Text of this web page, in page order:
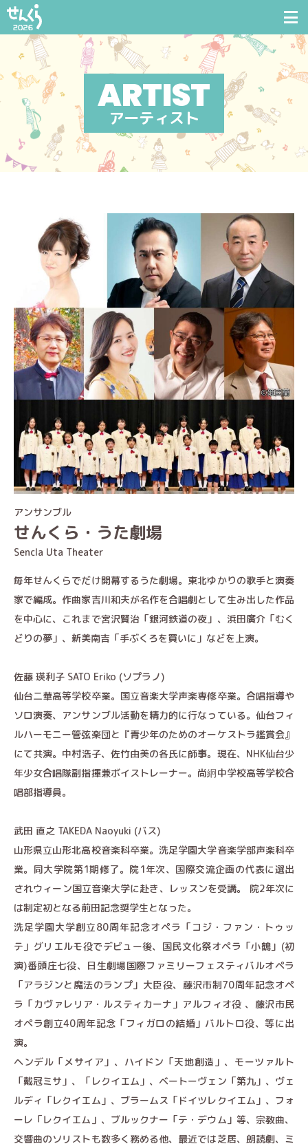
アーティスト
せんくら・うた劇場
Sencla Uta Theater
アンサンブル
毎年せんくらでだけ開幕するうた劇場。東北ゆかりの歌手と演奏
家で編成。作曲家吉川和夫が名作を合唱劇として生み出した作品
を中心に、これまで宮沢賢治「銀河鉄道の夜」、浜田廣介「むく
どりの夢」、新美南吉「手ぶくろを買いに」などを上演。
佐藤 瑛利子 SATO Eriko (ソプラノ)
仙台二華高等学校卒業。国立音楽大学声楽専修卒業。合唱指導や
ソロ演奏、アンサンブル活動を精力的に行なっている。仙台フィ
ルハーモニー管弦楽団と『青少年のためのオーケストラ鑑賞会』
にて共演。中村浩子、佐竹由美の各氏に師事。現在、NHK仙台少
年少女合唱隊副指揮兼ボイストレーナー。尚絅中学校高等学校合
唱部指導員。
武田 直之 TAKEDA Naoyuki (バス)
山形県立山形北高校音楽科卒業。洗足学園大学音楽学部声楽科卒
業。同大学院第1期修了。院1年次、国際交流企画の代表に選出
されウィーン国立音楽大学に赴き、レッスンを受講。 院2年次に
は制定初となる前田記念奨学生となった。
洗足学園大学創立80周年記念オペラ「コジ・ファン・トゥッ
テ」グリエルモ役でデビュー後、国民文化祭オペラ「小鶴」(初
演)番頭庄七役、日生劇場国際ファミリーフェスティバルオペラ
「アラジンと魔法のランプ」大臣役、藤沢市制70周年記念オペ
ラ「カヴァレリア・ルスティカーナ」アルフィオ役 、藤沢市民
オペラ創立40周年記念「フィガロの結婚」バルトロ役、等に出
演。
ヘンデル「メサイア」、ハイドン「天地創造」、モーツァルト
「戴冠ミサ」、「レクイエム」、ベートーヴェン「第九」、ヴェ
ルディ「レクイエム」、ブラームス「ドイツレクイエム」、フォ
ーレ「レクイエム」、ブルックナー「テ・デウム」等、宗教曲、
交響曲のソリストも数多く務める他、最近では芝居、朗読劇、ミ